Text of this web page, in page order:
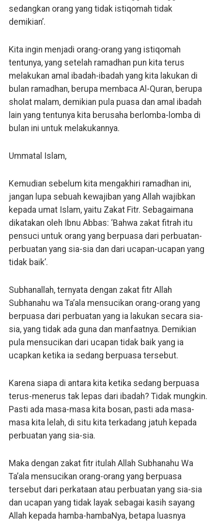
sedangkan orang yang tidak istiqomah tidak
demikian’.
Kita ingin menjadi orang-orang yang istiqomah
tentunya, yang setelah ramadhan pun kita terus
melakukan amal ibadah-ibadah yang kita lakukan di
bulan ramadhan, berupa membaca Al-Quran, berupa
sholat malam, demikian pula puasa dan amal ibadah
lain yang tentunya kita berusaha berlomba-lomba di
bulan ini untuk melakukannya.
Ummatal Islam,
Kemudian sebelum kita mengakhiri ramadhan ini,
jangan lupa sebuah kewajiban yang Allah wajibkan
kepada umat Islam, yaitu Zakat Fitr. Sebagaimana
dikatakan oleh Ibnu Abbas: ‘Bahwa zakat fitrah itu
pensuci untuk orang yang berpuasa dari perbuatan-
perbuatan yang sia-sia dan dari ucapan-ucapan yang
tidak baik’.
Subhanallah, ternyata dengan zakat fitr Allah
Subhanahu wa Ta’ala mensucikan orang-orang yang
berpuasa dari perbuatan yang ia lakukan secara sia-
sia, yang tidak ada guna dan manfaatnya. Demikian
pula mensucikan dari ucapan tidak baik yang ia
ucapkan ketika ia sedang berpuasa tersebut.
Karena siapa di antara kita ketika sedang berpuasa
terus-menerus tak lepas dari ibadah? Tidak mungkin.
Pasti ada masa-masa kita bosan, pasti ada masa-
masa kita lelah, di situ kita terkadang jatuh kepada
perbuatan yang sia-sia.
Maka dengan zakat fitr itulah Allah Subhanahu Wa
Ta’ala mensucikan orang-orang yang berpuasa
tersebut dari perkataan atau perbuatan yang sia-sia
dan ucapan yang tidak layak sebagai kasih sayang
Allah kepada hamba-hambaNya, betapa luasnya